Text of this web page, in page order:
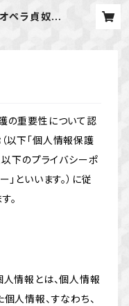
ペラ貞奴＠
の重要性について認
以下「個人情報保護
以下のプライバシーポ
」といいます。）に従
。
人情報とは、個人情報
人情報、すなわち、